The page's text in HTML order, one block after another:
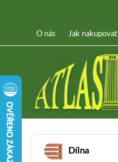
O nás Jak nakupovat
Dílna